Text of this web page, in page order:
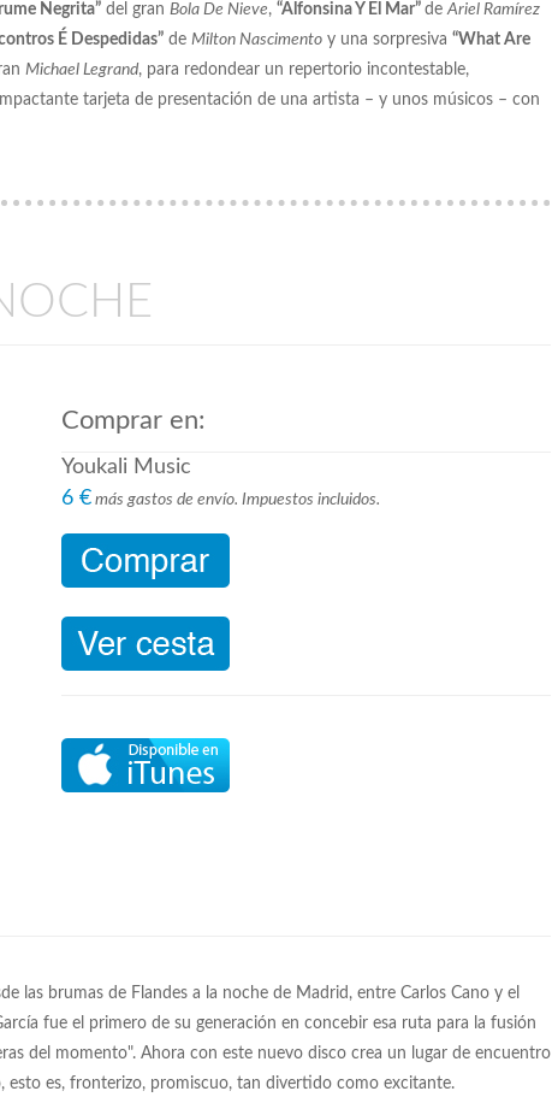
Negrita” del gran Bola De Nieve, “Alfonsina Y El Mar” deAriel Ramírez
É Despedidas” de Milton Nascimento y una sorpresiva “What Are
Michael Legrand, para redondear un repertorio incontestable,
tarjeta de presentación de una artista – y unos músicos – con
Comprar en:
Youkali Music
6 € más gastos de envío. Impuestos incluidos.
las brumas de Flandes a la noche de Madrid, entre Carlos Cano y el
fue el primero de su generación en concebir esa ruta para la fusión
del momento". Ahora con este nuevo disco crea un lugar de encuentro
esto es, fronterizo, promiscuo, tan divertido como excitante.